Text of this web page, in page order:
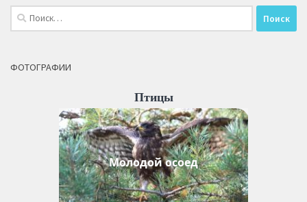
Найти:
ФОТОГРАФИИ
Птицы
Молодой осоед